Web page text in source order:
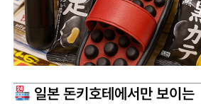
일본 돈키호테에서만 보이는